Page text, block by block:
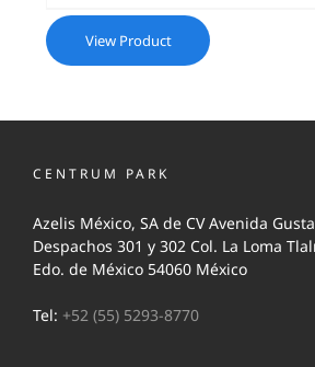
View Product
CENTRUM PARK
Azelis México, SA de CV Avenida
Despachos 301 y 302 Col. La Loma
Edo. de México 54060 México
Tel: +52 (55) 5293-8770